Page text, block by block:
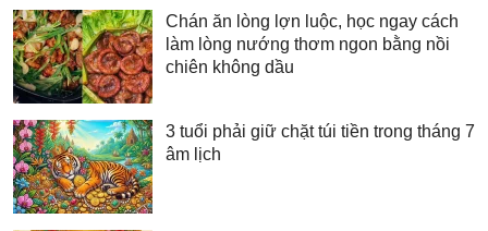
Chán ăn lòng lợn luộc, học ngay cách
làm lòng nướng thơm ngon bằng nồi
chiên không dầu
3 tuổi phải giữ chặt túi tiền trong tháng 7
âm lịch